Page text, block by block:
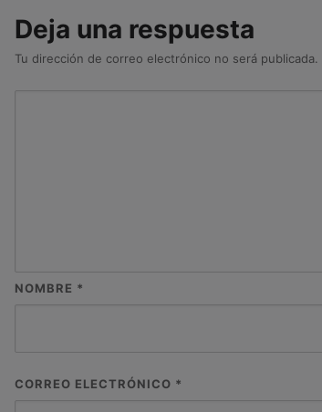
Deja una respuesta
Tu dirección de correo electrónico no será publicada.
NOMBRE *
CORREO ELECTRÓNICO *